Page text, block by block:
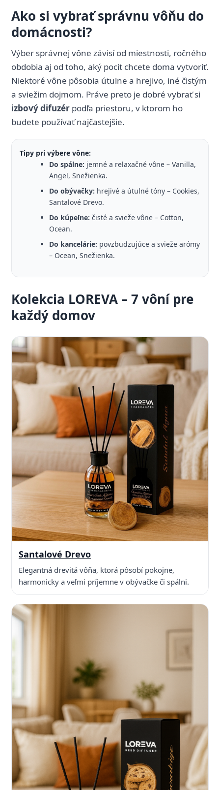
Ako si vybrať správnu vôňu do
domácnosti?
Výber správnej vône závisí od miestnosti, ročného
obdobia aj od toho, aký pocit chcete doma vytvoriť.
Niektoré vône pôsobia útulne a hrejivo, iné čistým
a sviežim dojmom. Práve preto je dobré vybrať si
izbový difuzér podľa priestoru, v ktorom ho
budete používať najčastejšie.
Tipy pri výbere vône:
Do spálne: jemné a relaxačné vône – Vanilla,
Angel, Snežienka.
Do obývačky: hrejivé a útulné tóny – Cookies,
Santalové Drevo.
Do kúpeľne: čisté a svieže vône – Cotton,
Ocean.
Do kancelárie: povzbudzujúce a svieže arómy
– Ocean, Snežienka.
Kolekcia LOREVA – 7 vôní pre
každý domov
Santalové Drevo
Elegantná drevitá vôňa, ktorá pôsobí pokojne,
harmonicky a veľmi príjemne v obývačke či spálni.